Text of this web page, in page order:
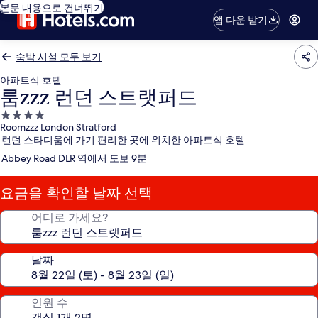
본문 내용으로 건너뛰기
앱 다운 받기
숙박 시설 모두 보기
아파트식 호텔
룸zzz 런던 스트랫퍼드
4.0
성
급
숙
박
시
설
Roomzzz London Stratford
런던 스타디움에 가기 편리한 곳에 위치한 아파트식 호텔
Abbey Road DLR 역에서 도보 9분
요금을 확인할 날짜 선택
어디로 가세요?
날짜
인원 수